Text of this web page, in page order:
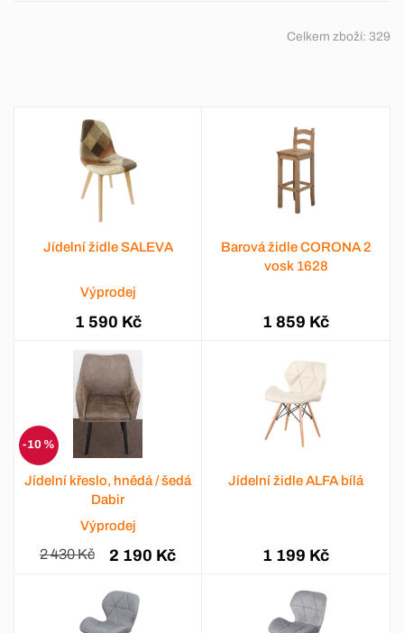
Celkem zboží: 329
Jídelní židle SALEVA
Výprodej
1 590 Kč
Barová židle CORONA 2
vosk 1628
1 859 Kč
-10 %
Jídelní křeslo, hnědá / šedá
Dabir
Výprodej
2 430 Kč 2 190 Kč
Jídelní židle ALFA bílá
1 199 Kč